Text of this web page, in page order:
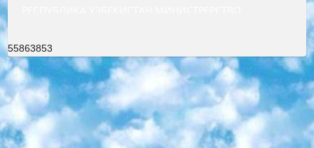
55863853